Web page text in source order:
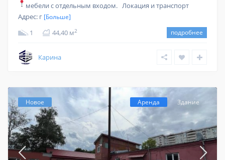
мебели с отдельным входом. Локация и транспорт
Адрес: г [Больше]
1 44,40 м2 подробнее
Карина
Новое Аренда Здание